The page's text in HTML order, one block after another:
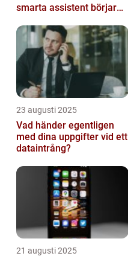
smarta assistent börjar
23 augusti 2025
Vad händer egentligen
med dina uppgifter vid ett
dataintrång?
21 augusti 2025